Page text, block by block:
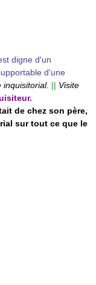
digne d'un
d'une
|| Visite
de chez son père,
sur tout ce que le